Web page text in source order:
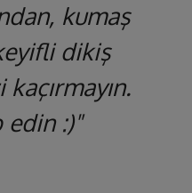
kumaş
dikiş
edin :)"